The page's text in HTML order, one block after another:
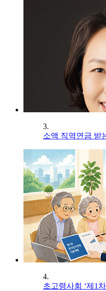
3.
소액 직역연금 받
4.
초고령사회 ‘제1